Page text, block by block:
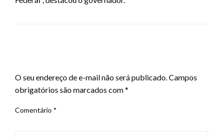
O seu endereço de e-mail não será publicado.Campos
obrigatórios são marcados com*
Comentário *